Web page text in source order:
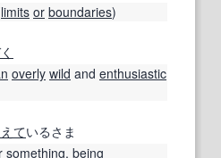
limits or boundaries)
overly wild and enthusiastic
ているさま
something, being